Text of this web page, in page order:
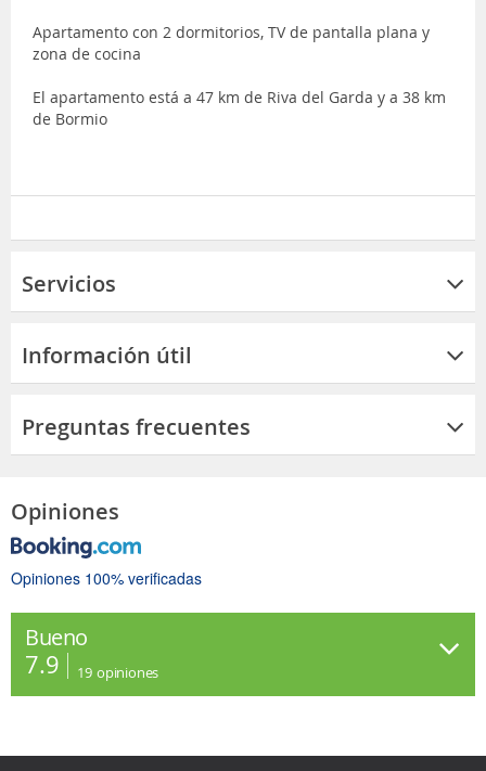
Apartamento con 2 dormitorios, TV de pantalla plana y
zona de cocina
El apartamento está a 47 km de Riva del Garda y a 38 km
de Bormio
Servicios
Información útil
Preguntas frecuentes
Opiniones
Opiniones 100% verificadas
Bueno
7.9 19 opiniones